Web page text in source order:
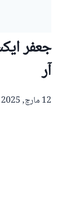
آر
12 مارچ, 2025